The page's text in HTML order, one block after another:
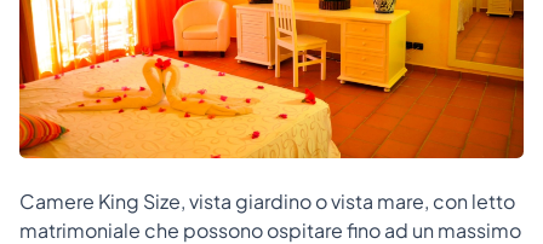
Camere King Size, vista giardino o vista mare, con letto
matrimoniale che possono ospitare fino ad un massimo